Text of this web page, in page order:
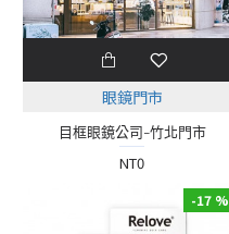
眼鏡門市
目框眼鏡公司-竹北門市
NT0
-17 %